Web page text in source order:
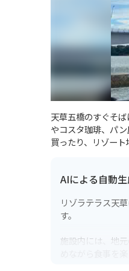
天草五橋のすぐそ
やコスタ珈琲、パ
買ったり、リゾー
AIによる自動
リゾラテラス天
す。
施設内には、地
めながら食事を